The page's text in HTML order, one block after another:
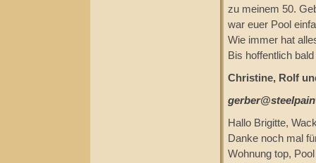
zu meinem 50.
war euer Pool
Wie immer hat
Bis hoffentlich bald
Christine, Rolf
Hallo Brigitte,
Danke noch mal
Wohnung top,